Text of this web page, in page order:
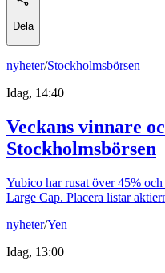
Dela
nyheter/Stockholmsbörsen
Idag, 14:40
Veckans vinnare
Stockholmsbörsen
Yubico har rusat över 45%
Large Cap. Placera listar
nyheter/Yen
Idag, 13:00